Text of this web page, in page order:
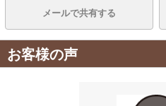
メールで共有する
お客様の声